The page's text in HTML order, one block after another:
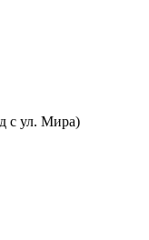
с ул. Мира)